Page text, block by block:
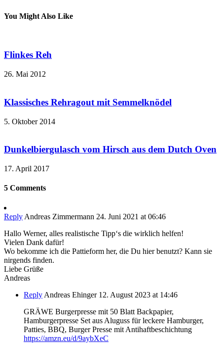
You Might Also Like
Flinkes Reh
26. Mai 2012
Klassisches Rehragout mit Semmelknödel
5. Oktober 2014
Dunkelbiergulasch vom Hirsch aus dem Dutch Oven
17. April 2017
5 Comments
Reply Andreas Zimmermann 24. Juni 2021 at 06:46
Hallo Werner, alles realistische Tipp‘s die wirklich helfen!
Vielen Dank dafür!
Wo bekomme ich die Pattieform her, die Du hier benutzt? Kann sie
nirgends finden.
Liebe Grüße
Andreas
Reply Andreas Ehinger 12. August 2023 at 14:46
GRÄWE Burgerpresse mit 50 Blatt Backpapier,
Hamburgerpresse Set aus Aluguss für leckere Hamburger,
Patties, BBQ, Burger Presse mit Antihaftbeschichtung
https://amzn.eu/d/9aybXeC